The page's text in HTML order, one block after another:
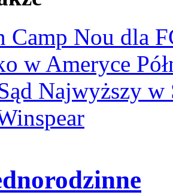
Camp Nou dla
w Ameryce
Najwyższy w